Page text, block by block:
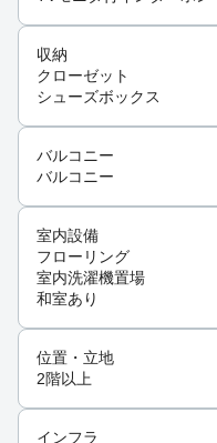
収納
クローゼット
シューズボックス
バルコニー
バルコニー
室内設備
フローリング
室内洗濯機置場
和室あり
位置・立地
2階以上
インフラ